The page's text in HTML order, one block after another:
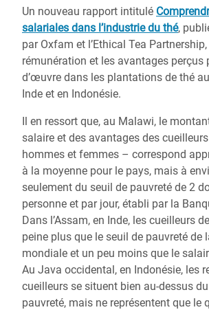
Un nouveau rapport intitulé
salariales dans l’industrie du thé,
par Oxfam et l’Ethical Tea
rémunération et les avantages perçus
d’œuvre dans les plantations de thé
Inde et en Indonésie.
Il en ressort que, au Malawi, le
salaire et des avantages des
hommes et femmes – correspond
à la moyenne pour le pays, mais à
seulement du seuil de pauvreté de 2
personne et par jour, établi par la
Dans l’Assam, en Inde, les cueilleurs
peine plus que le seuil de pauvreté de
mondiale et un peu moins que le
Au Java occidental, en Indonésie, les
cueilleurs se situent bien au-dessus
pauvreté, mais ne représentent que le